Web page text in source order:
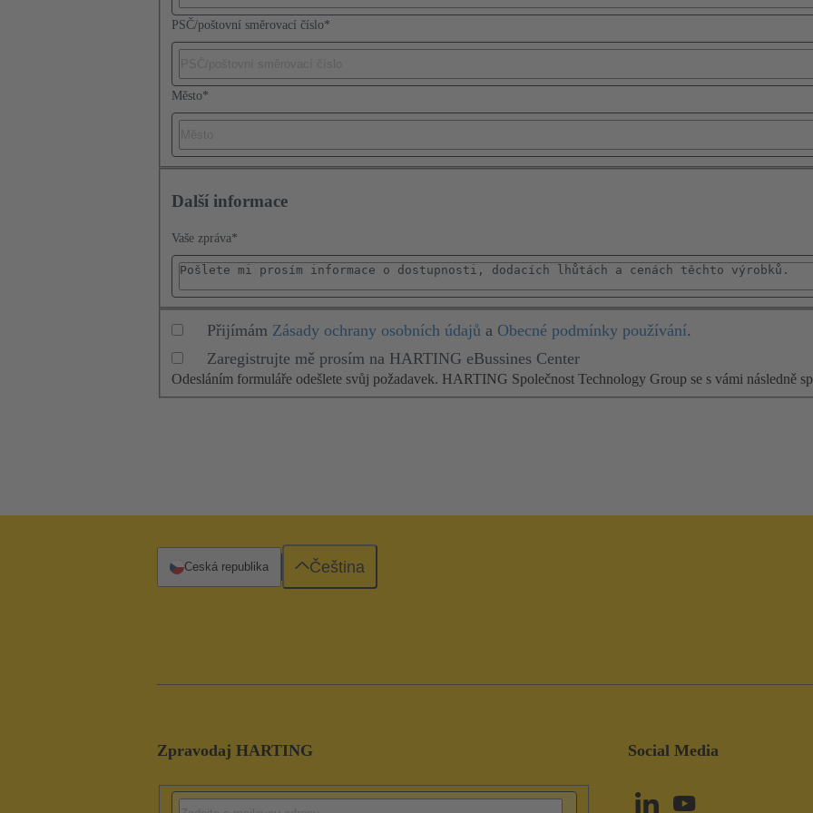
PSČ/poštovní směrovací číslo*
Město*
Další informace
Vaše zpráva*
Přijímám Zásady ochrany osobních údajů a Obecné podmínky používání.
Zaregistrujte mě prosím na HARTING eBussines Center
Odesláním formuláře odešlete svůj požadavek. HARTING Společnost Technology Group se s vámi následně
Zpravodaj HARTING Social Media
Česká republika Čeština